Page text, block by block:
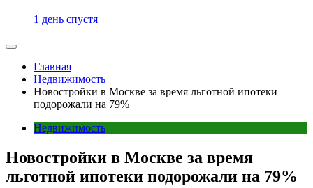
1 день спустя
Главная
Недвижимость
Новостройки в Москве за время льготной ипотеки
подорожали на 79%
Недвижимость
Новостройки в Москве за время
льготной ипотеки подорожали на 79%